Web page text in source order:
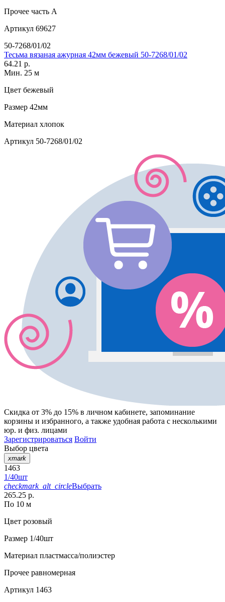
Прочее часть A
Артикул 69627
50-7268/01/02
Тесьма вязаная ажурная 42мм бежевый 50-7268/01/02
64.21 р.
Мин. 25 м
Цвет бежевый
Размер 42мм
Материал хлопок
Артикул 50-7268/01/02
Скидка от 3% до 15% в личном кабинете, запоминание
корзины и избранного, а также удобная работа с несколькими
юр. и физ. лицами
Зарегистрироваться Войти
Выбор цвета
xmark
1463
1/40шт
checkmark_alt_circleВыбрать
265.25 р.
По 10 м
Цвет розовый
Размер 1/40шт
Материал пластмасса/полиэстер
Прочее равномерная
Артикул 1463